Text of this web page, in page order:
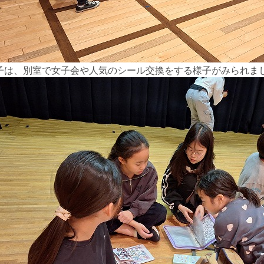
は、別室で女子会や人気のシール交換をする様子がみられま